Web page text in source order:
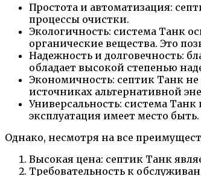
Простота и автоматизация:
процессы очистки.
Экологичность: система Танк
органические вещества. Это
Надежность и долговечность:
обладает высокой степенью
Экономичность: септик Танк
источниках альтернативной
Универсальность: система
эксплуатация имеет место быть.
Однако, несмотря на все
Высокая цена: септик Танк
Требовательность к